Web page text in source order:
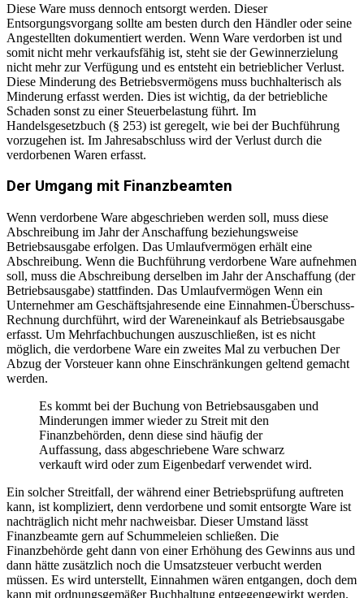
Diese Ware muss dennoch entsorgt werden. Dieser
Entsorgungsvorgang sollte am besten durch den Händler oder seine
Angestellten dokumentiert werden. Wenn Ware verdorben ist und
somit nicht mehr verkaufsfähig ist, steht sie der Gewinnerzielung
nicht mehr zur Verfügung und es entsteht ein betrieblicher Verlust.
Diese Minderung des Betriebsvermögens muss buchhalterisch als
Minderung erfasst werden. Dies ist wichtig, da der betriebliche
Schaden sonst zu einer Steuerbelastung führt. Im
Handelsgesetzbuch (§ 253) ist geregelt, wie bei der Buchführung
vorzugehen ist. Im Jahresabschluss wird der Verlust durch die
verdorbenen Waren erfasst.
Der Umgang mit Finanzbeamten
Wenn verdorbene Ware abgeschrieben werden soll, muss diese
Abschreibung im Jahr der Anschaffung beziehungsweise
Betriebsausgabe erfolgen. Das Umlaufvermögen erhält eine
Abschreibung. Wenn die Buchführung verdorbene Ware aufnehmen
soll, muss die Abschreibung derselben im Jahr der Anschaffung (der
Betriebsausgabe) stattfinden. Das Umlaufvermögen Wenn ein
Unternehmer am Geschäftsjahresende eine Einnahmen-Überschuss-
Rechnung durchführt, wird der Wareneinkauf als Betriebsausgabe
erfasst. Um Mehrfachbuchungen auszuschließen, ist es nicht
möglich, die verdorbene Ware ein zweites Mal zu verbuchen Der
Abzug der Vorsteuer kann ohne Einschränkungen geltend gemacht
werden.
Es kommt bei der Buchung von Betriebsausgaben und
Minderungen immer wieder zu Streit mit den
Finanzbehörden, denn diese sind häufig der
Auffassung, dass abgeschriebene Ware schwarz
verkauft wird oder zum Eigenbedarf verwendet wird.
Ein solcher Streitfall, der während einer Betriebsprüfung auftreten
kann, ist kompliziert, denn verdorbene und somit entsorgte Ware ist
nachträglich nicht mehr nachweisbar. Dieser Umstand lässt
Finanzbeamte gern auf Schummeleien schließen. Die
Finanzbehörde geht dann von einer Erhöhung des Gewinns aus und
dann hätte zusätzlich noch die Umsatzsteuer verbucht werden
müssen. Es wird unterstellt, Einnahmen wären entgangen, doch dem
kann mit ordnungsgemäßer Buchhaltung entgegengewirkt werden.